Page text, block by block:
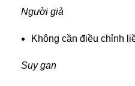
Người già
Không cần điều chỉnh
Suy gan